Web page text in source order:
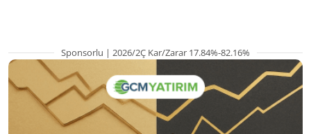
Sponsorlu | 2026/2Ç Kar/Zarar 17.84%-82.16%